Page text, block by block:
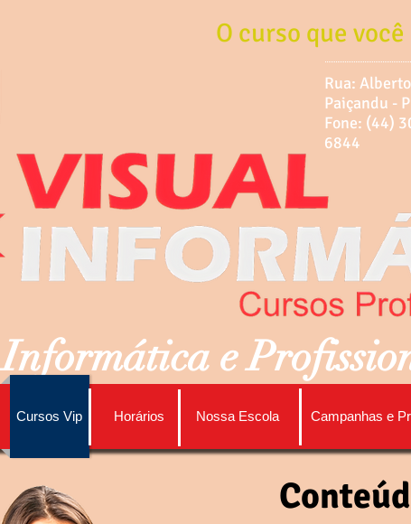
Informática e
Cursos Vip Horários Nossa Escola Campanhas e
O curso que
Rua:
Paiçandu -
Fone:
6844